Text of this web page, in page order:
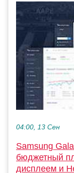
04:00, 13 Сен
Samsung
бюджетный
дисплеем и